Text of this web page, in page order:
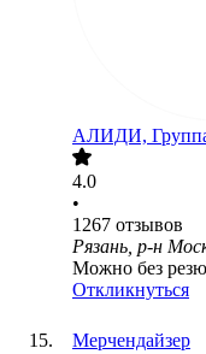
АЛИДИ,
4.0
•
1267 отзывов
Рязань, р-н
Можно без
Откликнуться
Мерчендайзер